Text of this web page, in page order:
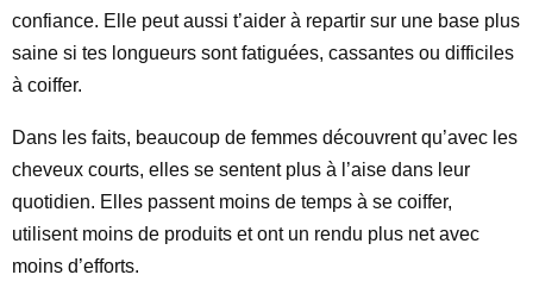
confiance. Elle peut aussi t’aider à repartir sur une base plus
saine si tes longueurs sont fatiguées, cassantes ou difficiles
à coiffer.
Dans les faits, beaucoup de femmes découvrent qu’avec les
cheveux courts, elles se sentent plus à l’aise dans leur
quotidien. Elles passent moins de temps à se coiffer,
utilisent moins de produits et ont un rendu plus net avec
moins d’efforts.